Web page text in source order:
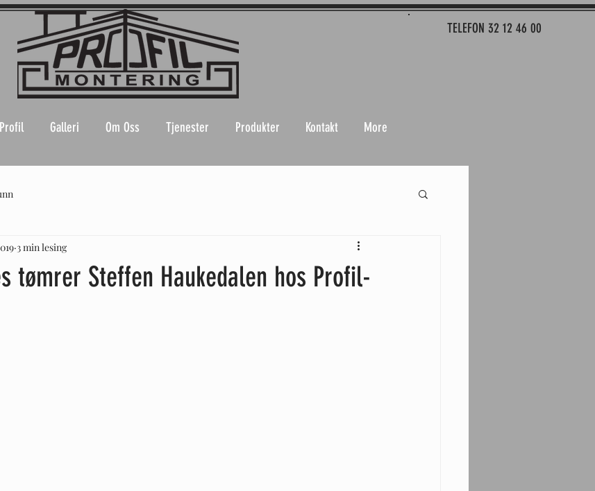
TELEFON 32 12 46 00
Galleri Om Oss Tjenester Produkter Kontakt More
tømrer Steffen Haukedalen hos Profil-
3 min lesing